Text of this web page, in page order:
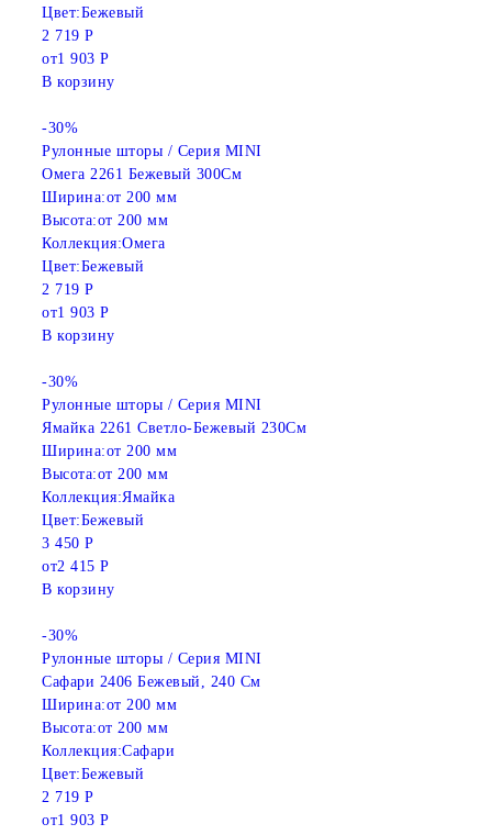
Цвет:Бежевый
2 719 Р
от1 903 Р
В корзину
-30%
Рулонные шторы / Серия MINI
Омега 2261 Бежевый 300См
Ширина:от 200 мм
Высота:от 200 мм
Коллекция:Омега
Цвет:Бежевый
2 719 Р
от1 903 Р
В корзину
-30%
Рулонные шторы / Серия MINI
Ямайка 2261 Светло-Бежевый 230См
Ширина:от 200 мм
Высота:от 200 мм
Коллекция:Ямайка
Цвет:Бежевый
3 450 Р
от2 415 Р
В корзину
-30%
Рулонные шторы / Серия MINI
Сафари 2406 Бежевый, 240 См
Ширина:от 200 мм
Высота:от 200 мм
Коллекция:Сафари
Цвет:Бежевый
2 719 Р
от1 903 Р